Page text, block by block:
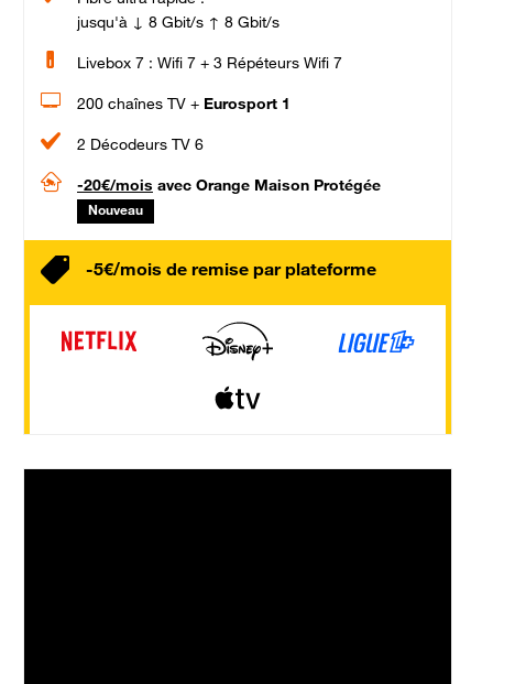
jusqu'à ↓ 8 Gbit/s ↑ 8 Gbit/s
Livebox 7 : Wifi 7 + 3 Répéteurs Wifi 7
200 chaînes TV + Eurosport 1
2 Décodeurs TV 6
-20€/mois avec Orange Maison Protégée
Nouveau
-5€/mois de remise par plateforme